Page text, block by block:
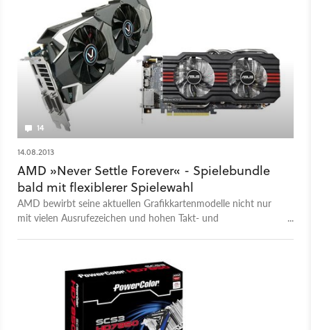
14
14.08.2013
AMD »Never Settle Forever« - Spielebundle
bald mit flexiblerer Spielewahl
AMD bewirbt seine aktuellen Grafikkartenmodelle nicht nur
mit vielen Ausrufezeichen und hohen Takt- und